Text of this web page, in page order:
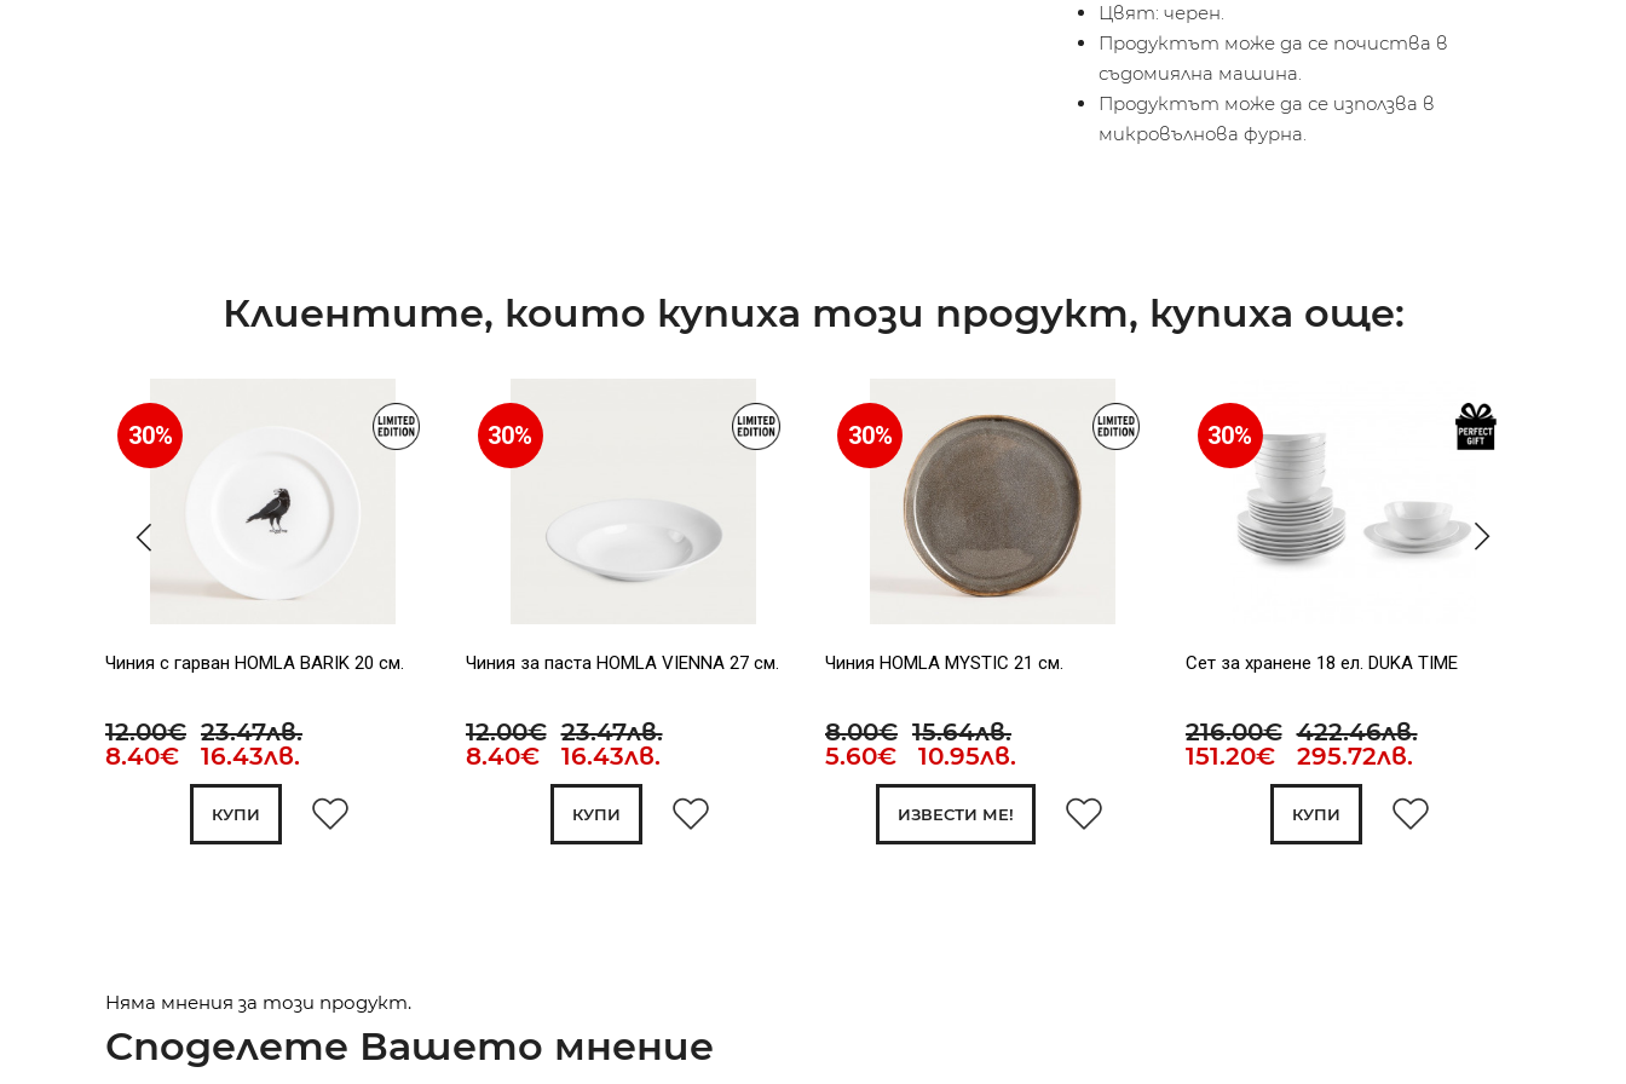
Цвят: черен.
Продуктът може да се почиства в
съдомиялна машина.
Продуктът може да се използва в
микровълнова фурна.
Клиентите, които купиха този продукт, купиха още:
30%
Чиния с гарван HOMLA BARIK 20 см.
12.00€ 23.47лв.
8.40€ 16.43лв.
КУПИ
30%
Чиния за паста HOMLA VIENNA 27 см.
12.00€ 23.47лв.
8.40€ 16.43лв.
КУПИ
30%
Чиния HOMLA MYSTIC 21 см.
8.00€ 15.64лв.
5.60€ 10.95лв.
ИЗВЕСТИ МЕ!
30%
Сет за хранене 18 ел. DUKA TIME
216.00€ 422.46лв.
151.20€ 295.72лв.
КУПИ
Няма мнения за този продукт.
Споделете Вашето мнение